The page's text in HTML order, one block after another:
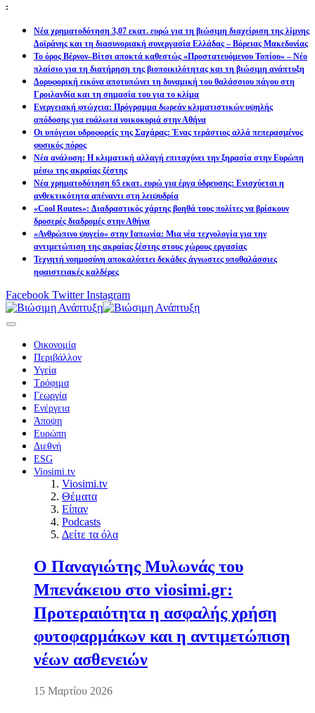
:
Νέα χρηματοδότηση 3,07 εκατ. ευρώ για τη βιώσιμη διαχείριση της λίμνης
Δοϊράνης και τη διασυνοριακή συνεργασία Ελλάδας – Βόρειας Μακεδονίας
Το όρος Βέρνον–Βίτσι αποκτά καθεστώς «Προστατευόμενου Τοπίου» – Νέο
πλαίσιο για τη διατήρηση της βιοποικιλότητας και τη βιώσιμη ανάπτυξη
Δορυφορική εικόνα αποτυπώνει τη δυναμική του θαλάσσιου πάγου στη
Γροιλανδία και τη σημασία του για το κλίμα
Ενεργειακή φτώχεια: Πρόγραμμα δωρεάν κλιματιστικών υψηλής
απόδοσης για ευάλωτα νοικοκυριά στην Αθήνα
Οι υπόγειοι υδροφορείς της Σαχάρας: Ένας τεράστιος αλλά πεπερασμένος
φυσικός πόρος
Νέα ανάλυση: Η κλιματική αλλαγή επιταχύνει την ξηρασία στην Ευρώπη
μέσω της ακραίας ζέστης
Νέα χρηματοδότηση 65 εκατ. ευρώ για έργα ύδρευσης: Ενισχύεται η
ανθεκτικότητα απέναντι στη λειψυδρία
«Cool Routes»: Διαδραστικός χάρτης βοηθά τους πολίτες να βρίσκουν
δροσερές διαδρομές στην Αθήνα
«Ανθρώπινο ψυγείο» στην Ιαπωνία: Μια νέα τεχνολογία για την
αντιμετώπιση της ακραίας ζέστης στους χώρους εργασίας
Τεχνητή νοημοσύνη αποκαλύπτει δεκάδες άγνωστες υποθαλάσσιες
ηφαιστειακές καλδέρες
Facebook Twitter Instagram
Οικονομία
Περιβάλλον
Υγεία
Τρόφιμα
Γεωργία
Ενέργεια
Άποψη
Ευρώπη
Διεθνή
ESG
Viosimi.tv
Viosimi.tv
Θέματα
Είπαν
Podcasts
Δείτε τα όλα
Ο Παναγιώτης Μυλωνάς του
Μπενάκειου στο viosimi.gr:
Προτεραιότητα η ασφαλής χρήση
φυτοφαρμάκων και η αντιμετώπιση
νέων ασθενειών
15 Μαρτίου 2026